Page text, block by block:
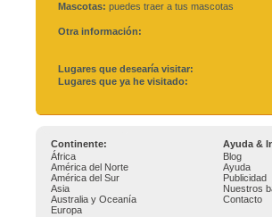
Mascotas: puedes traer a tus mascotas
Otra información:
Lugares que desearía visitar:
Lugares que ya he visitado:
Continente: Ayuda &
África
América del Norte
América del Sur
Asia
Australia y Oceanía
Europa
Blog
Ayuda
Publicidad
Nuestros
Contacto